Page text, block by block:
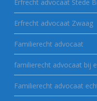
Erfrecht advocaat Stede
Erfrecht advocaat Zwaag
Familierecht advocaat
familierecht advocaat bij
Familierecht advocaat